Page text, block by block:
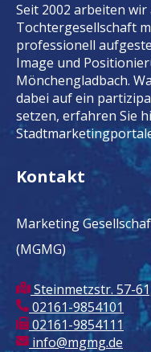
Seit 2002 arbeiten wir
Tochtergesellschaft
professionell
Image und
Mönchengladbach.
dabei auf ein
setzen, erfahren Sie
Kontakt
Marketing
(MGMG)
Steinmetzstr. 57-
02161-9854101
02161-9854111
info@mgmg.de